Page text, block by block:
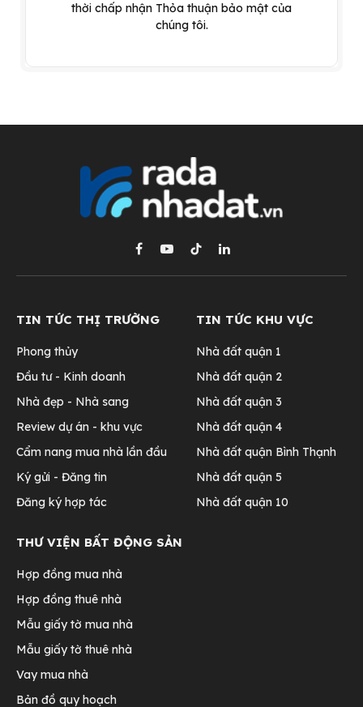
thời chấp nhận Thỏa thuận bảo mật của
chúng tôi.
Facebook
YouTubeTikTokLinkedIn
TIN TỨC THỊ TRƯỜNG
Phong thủy
Đầu tư - Kinh doanh
Nhà đẹp - Nhà sang
Review dự án - khu vực
Cẩm nang mua nhà lần đầu
Ký gửi - Đăng tin
Đăng ký hợp tác
TIN TỨC KHU VỰC
Nhà đất quận 1
Nhà đất quận 2
Nhà đất quận 3
Nhà đất quận 4
Nhà đất quận Bình Thạnh
Nhà đất quận 5
Nhà đất quận 10
THƯ VIỆN BẤT ĐỘNG SẢN
Hợp đồng mua nhà
Hợp đồng thuê nhà
Mẫu giấy tờ mua nhà
Mẫu giấy tờ thuê nhà
Vay mua nhà
Bản đồ quy hoạch